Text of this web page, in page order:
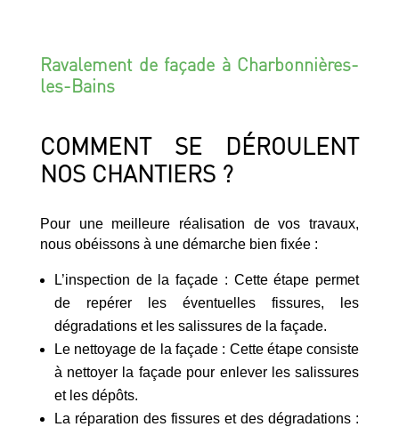
Ravalement de façade à Charbonnières-
les-Bains
COMMENT SE DÉROULENT
NOS CHANTIERS ?
Pour une meilleure réalisation de vos travaux,
nous obéissons à une démarche bien fixée :
L’inspection de la façade : Cette étape permet
de repérer les éventuelles fissures, les
dégradations et les salissures de la façade.
Le nettoyage de la façade : Cette étape consiste
à nettoyer la façade pour enlever les salissures
et les dépôts.
La réparation des fissures et des dégradations :